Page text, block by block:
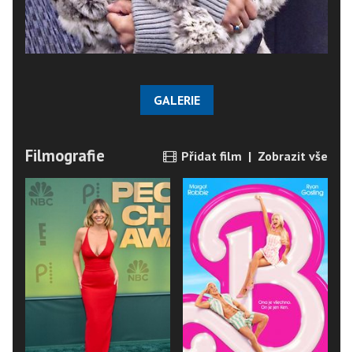
GALERIE
Filmografie Přidat film | Zobrazit vše